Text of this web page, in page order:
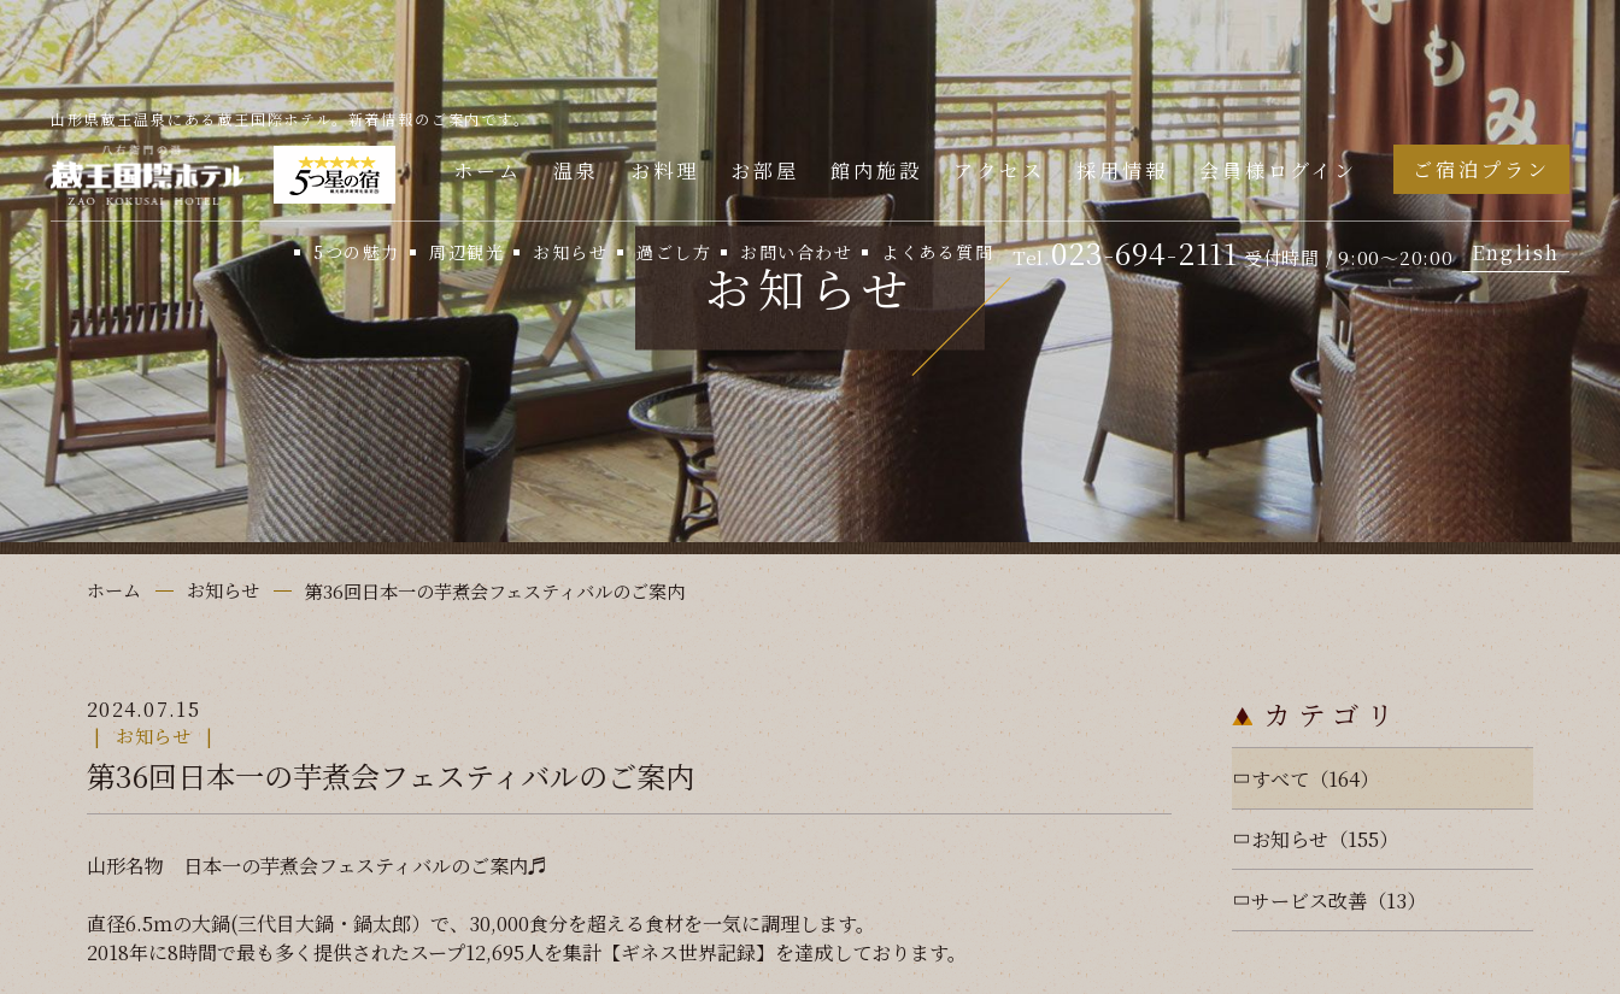
山形県蔵王温泉にある蔵王国際ホテル。新着情報のご案内です。
ホーム 温泉 お料理 お部屋 館内施設 アクセス 採用情報 会員様ログイン ご宿泊プラン
5つの魅力 周辺観光 お知らせ 過ごし方 お問い合わせ よくある質問 English
Tel.023-694-2111 受付時間 / 9:00～20:00
お知らせ
ホーム お知らせ 第36回日本一の芋煮会フェスティバルのご案内
2024.07.15
お知らせ
第36回日本一の芋煮会フェスティバルのご案内
山形名物 日本一の芋煮会フェスティバルのご案内♬
直径6.5ｍの大鍋(三代目大鍋・鍋太郎）で、30,000食分を超える食材を一気に調理します。
2018年に8時間で最も多く提供されたスープ12,695人を集計【ギネス世界記録】を達成しております。
カテゴリ
すべて（164）
お知らせ（155）
サービス改善（13）